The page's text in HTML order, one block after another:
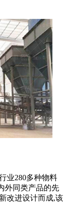
业280多种物料
外同类产品的先
改进设计而成,该